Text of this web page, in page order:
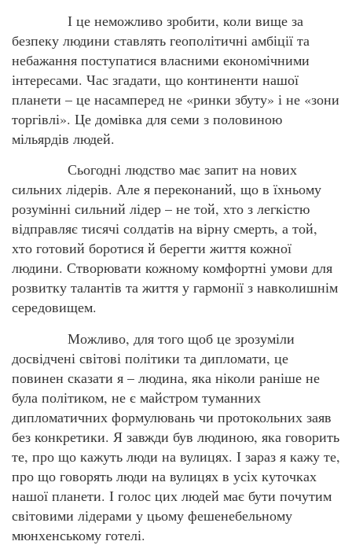
І це неможливо зробити, коли вище за
безпеку людини ставлять геополітичні амбіції та
небажання поступатися власними економічними
інтересами. Час згадати, що континенти нашої
планети – це насамперед не «ринки збуту» і не «зони
торгівлі». Це домівка для семи з половиною
мільярдів людей.
Сьогодні людство має запит на нових
сильних лідерів. Але я переконаний, що в їхньому
розумінні сильний лідер – не той, хто з легкістю
відправляє тисячі солдатів на вірну смерть, а той,
хто готовий боротися й берегти життя кожної
людини. Створювати кожному комфортні умови для
розвитку талантів та життя у гармонії з навколишнім
середовищем.
Можливо, для того щоб це зрозуміли
досвідчені світові політики та дипломати, це
повинен сказати я – людина, яка ніколи раніше не
була політиком, не є майстром туманних
дипломатичних формулювань чи протокольних заяв
без конкретики. Я завжди був людиною, яка говорить
те, про що кажуть люди на вулицях. І зараз я кажу те,
про що говорять люди на вулицях в усіх куточках
нашої планети. І голос цих людей має бути почутим
світовими лідерами у цьому фешенебельному
мюнхенському готелі.